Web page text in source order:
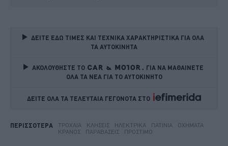
ΔΕΙΤΕ ΕΔΩ ΤΙΜΕΣ ΚΑΙ ΤΕΧΝΙΚΑ ΧΑΡΑΚΤΗΡΙΣΤΙΚΑ ΓΙΑ ΟΛΑ
ΤΑ ΑΥΤΟΚΙΝΗΤΑ
ΑΚΟΛΟΥΘΗΣΤΕ ΤΟ
ΓΙΑ ΝΑ ΜΑΘΑΙΝΕΤΕ
ΟΛΑ ΤΑ ΝΕΑ ΓΙΑ ΤΟ ΑΥΤΟΚΙΝΗΤΟ
ΔΕΙΤΕ ΟΛΑ ΤΑ ΤΕΛΕΥΤΑΙΑ ΓΕΓΟΝΟΤΑ ΣΤΟ
ΠΕΡΙΣΣΟΤΕΡΑ ΤΡΟΧΑΊΑ ΚΛΉΣΕΙΣ ΗΛΕΚΤΡΙΚΆ ΠΑΤΊΝΙΑ
ΟΧΉΜΑΤΑ
ΚΡΆΝΟΣ
ΠΑΡΑΒΆΣΕΙΣ ΠΡΌΣΤΙΜΟ